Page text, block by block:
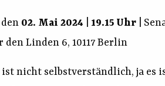
02. Mai 2024 19.15 Uhr |
Linden 6, 10117 Berlin
ist nicht selbstverständlich, ja es